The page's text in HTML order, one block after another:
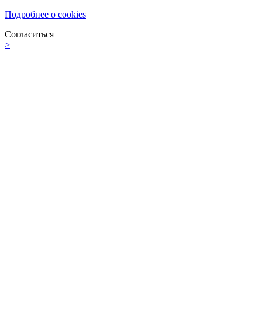
Подробнее о cookies
Согласиться
>